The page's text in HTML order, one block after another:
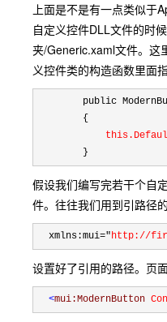
上面是不是有一点类似于
自定义控件DLL文件的时
夹/Generic.xaml文件。
义控件类的构造函数里面
public
        {
        }
假设我们编写完若干个自
件。往往我们用到引路径
  xmlns:mui="
http://
设置好了引用的路径。页
<mui:ModernButton